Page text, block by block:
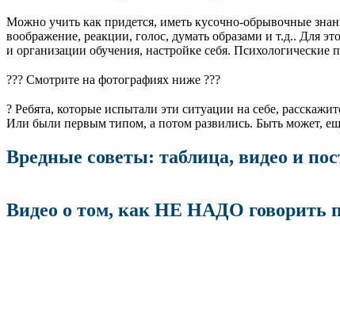
Можно учить как придется, иметь кусочно-обрывочные
воображение, реакции, голос, думать образами и т.д.. Для
и организации обучения, настройке себя.
??? Смотрите на фотографиях ниже ???
? Ребята, которые испытали эти ситуации на себе,
Или были первым типом, а потом развились. Быть может,
Вредные советы: таблица, видео и
Видео о том, как НЕ НАДО говорить